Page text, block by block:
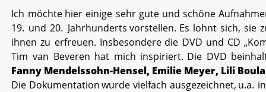
Ich möchte hier einige sehr gute und schöne
19. und 20. Jahrhunderts vorstellen. Es lohnt sich, sie
ihnen zu erfreuen. Insbesondere die DVD und CD
Tim van Beveren hat mich inspiriert. Die DVD
Fanny Mendelssohn-Hensel, Emilie Meyer, Lili
Die Dokumentationwurde vielfach ausgezeichnet, u.a. in